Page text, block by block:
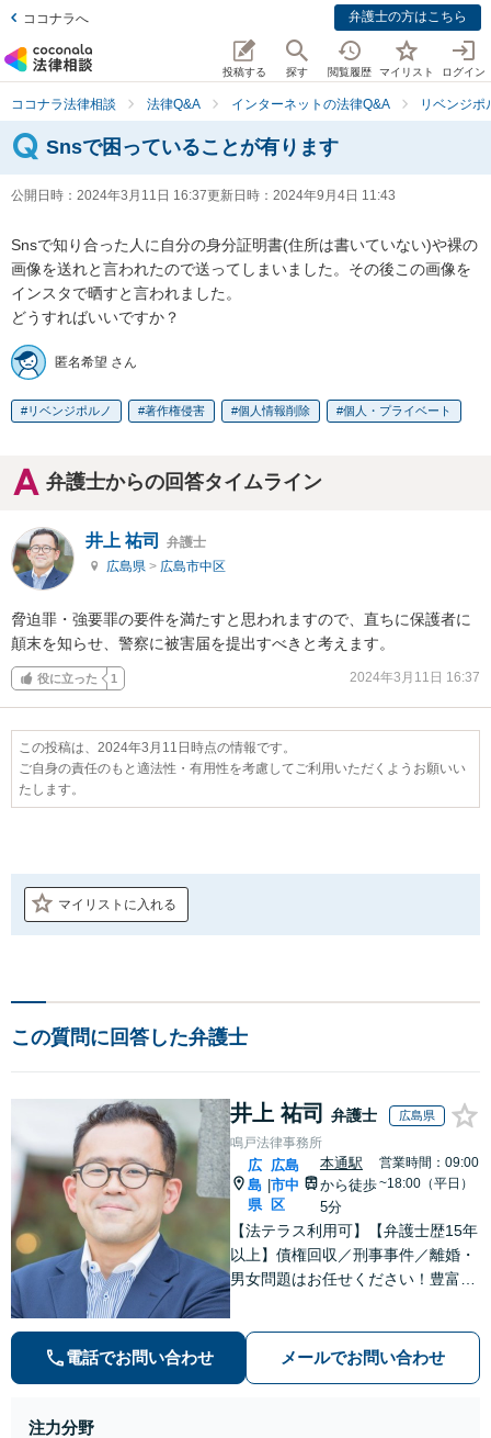
ココナラへ 弁護士の方はこちら
投稿する 探す 閲覧履歴 マイリスト ログイン
ココナラ法律相談 法律Q&A インターネットの法律Q&A リベンジポ
Snsで困っていることが有ります
公開日時： 2024年3月11日 16:37更新日時： 2024年9月4日 11:43
Snsで知り合った人に自分の身分証明書(住所は書いていない)や裸の
画像を送れと言われたので送ってしまいました。その後この画像を
インスタで晒すと言われました。
どうすればいいですか？
匿名希望 さん
リベンジポルノ 著作権侵害 個人情報削除 個人・プライベート
弁護士からの回答タイムライン
井上 祐司
弁護士
広島県 > 広島市中区
脅迫罪・強要罪の要件を満たすと思われますので、直ちに保護者に
顛末を知らせ、警察に被害届を提出すべきと考えます。
役に立った 1 2024年3月11日 16:37
この投稿は、2024年3月11日時点の情報です。
ご自身の責任のもと適法性・有用性を考慮してご利用いただくようお願いい
たします。
マイリストに入れる
この質問に回答した弁護士
井上 祐司 弁護士 広島県
鳴戸法律事務所
広
島
県
広島
市中
区
本通駅
から徒歩
5分
営業時間：09:00
~18:00（平日）
【法テラス利用可】【弁護士歴15年
以上】債権回収／刑事事件／離婚・
男女問題はお任せください！豊富な
【子連れ相談】【完全個室相談】
【休日・夜間対応可】【本通駅5
電話でお問い合わせ メールでお問い合わせ
注力分野